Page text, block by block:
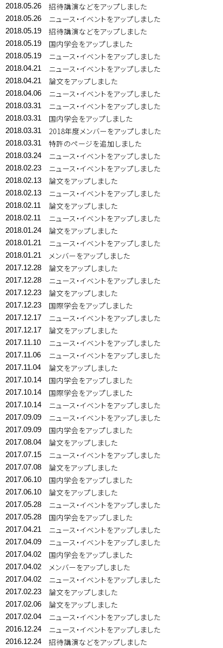
2018.05.26 招待講演などをアップしました
2018.05.26 ニュース・イベントをアップしました
2018.05.19 招待講演などをアップしました
2018.05.19 国内学会をアップしました
2018.05.19 ニュース・イベントをアップしました
2018.04.21 ニュース・イベントをアップしました
2018.04.21 論文をアップしました
2018.04.06 ニュース・イベントをアップしました
2018.03.31 ニュース・イベントをアップしました
2018.03.31 国内学会をアップしました
2018.03.31 2018年度メンバーをアップしました
2018.03.31 特許のページを追加しました
2018.03.24 ニュース・イベントをアップしました
2018.02.23 ニュース・イベントをアップしました
2018.02.13 論文をアップしました
2018.02.13 ニュース・イベントをアップしました
2018.02.11 論文をアップしました
2018.02.11 ニュース・イベントをアップしました
2018.01.24 論文をアップしました
2018.01.21 ニュース・イベントをアップしました
2018.01.21 メンバーをアップしました
2017.12.28 論文をアップしました
2017.12.28 ニュース・イベントをアップしました
2017.12.23 論文をアップしました
2017.12.23 国際学会をアップしました
2017.12.17 ニュース・イベントをアップしました
2017.12.17 論文をアップしました
2017.11.10 ニュース・イベントをアップしました
2017.11.06 ニュース・イベントをアップしました
2017.11.04 論文をアップしました
2017.10.14 国内学会をアップしました
2017.10.14 国際学会をアップしました
2017.10.14 ニュース・イベントをアップしました
2017.09.09 ニュース・イベントをアップしました
2017.09.09 国内学会をアップしました
2017.08.04 論文をアップしました
2017.07.15 ニュース・イベントをアップしました
2017.07.08 論文をアップしました
2017.06.10 国内学会をアップしました
2017.06.10 論文をアップしました
2017.05.28 ニュース・イベントをアップしました
2017.05.28 国内学会をアップしました
2017.04.21 ニュース・イベントをアップしました
2017.04.09 ニュース・イベントをアップしました
2017.04.02 国内学会をアップしました
2017.04.02 メンバーをアップしました
2017.04.02 ニュース・イベントをアップしました
2017.02.23 論文をアップしました
2017.02.06 論文をアップしました
2017.02.04 ニュース・イベントをアップしました
2016.12.24 ニュース・イベントをアップしました
2016.12.24 招待講演などをアップしました